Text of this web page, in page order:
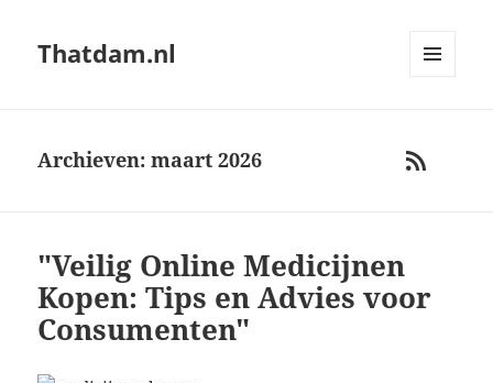
Thatdam.nl
RSS
Archieven: maart 2026
"Veilig Online Medicijnen
Kopen: Tips en Advies voor
Consumenten"